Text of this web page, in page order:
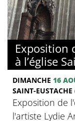
Exposition
à l’église
DIMANCHE 16
SAINT-
Exposition de
l'artiste Lydie